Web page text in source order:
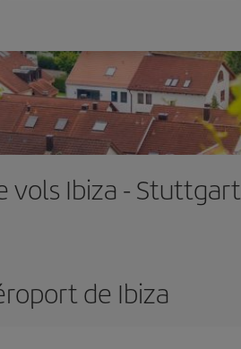
vols Ibiza - Stuttgart
de Ibiza